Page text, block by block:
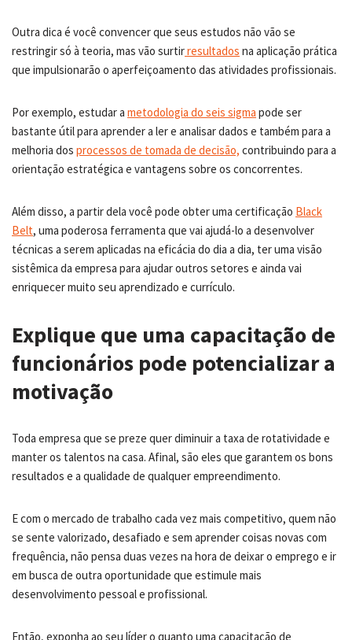
Outra dica é você convencer que seus estudos não vão se
restringir só à teoria, mas vão surtirresultados na aplicação prática
que impulsionarão o aperfeiçoamento das atividades profissionais.
Por exemplo, estudar a metodologia do seis sigma pode ser
bastante útil para aprender a ler e analisar dados e também para a
melhoria dos processos de tomada de decisão, contribuindo para a
orientação estratégica e vantagens sobre os concorrentes.
Além disso, a partir dela você pode obter uma certificação Black
Belt, uma poderosa ferramenta que vai ajudá-lo a desenvolver
técnicas a serem aplicadas na eficácia do dia a dia, ter uma visão
sistêmica da empresa para ajudar outros setores e ainda vai
enriquecer muito seu aprendizado e currículo.
Explique que uma capacitação de
funcionários pode potencializar a
motivação
Toda empresa que se preze quer diminuir a taxa de rotatividade e
manter os talentos na casa. Afinal, são eles que garantem os bons
resultados e a qualidade de qualquer empreendimento.
E com o mercado de trabalho cada vez mais competitivo, quem não
se sente valorizado, desafiado e sem aprender coisas novas com
frequência, não pensa duas vezes na hora de deixar o emprego e ir
em busca de outra oportunidade que estimule mais
desenvolvimento pessoal e profissional.
Então, exponha ao seu líder o quanto uma capacitação de